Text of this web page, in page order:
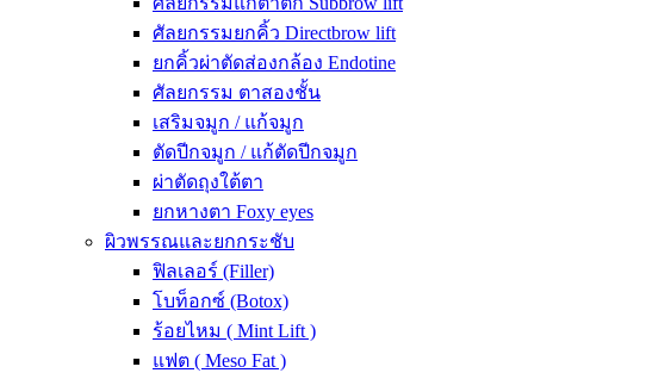
ศัลยกรรมยกคิ้ว Directbrow lift
ยกคิ้วผ่าตัดส่องกล้อง Endotine
ศัลยกรรม ตาสองชั้น
เสริมจมูก / แก้จมูก
ตัดปีกจมูก / แก้ตัดปีกจมูก
ผ่าตัดถุงใต้ตา
ยกหางตา Foxy eyes
ผิวพรรณและยกกระชับ
ฟิลเลอร์ (Filler)
โบท็อกซ์ (Botox)
ร้อยไหม ( Mint Lift )
แฟต ( Meso Fat )